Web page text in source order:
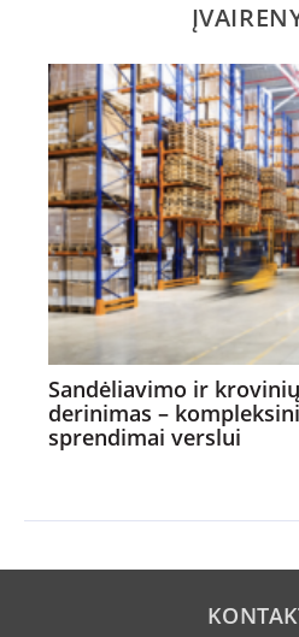
Sandėliavimo ir
derinimas –
sprendimai verslui